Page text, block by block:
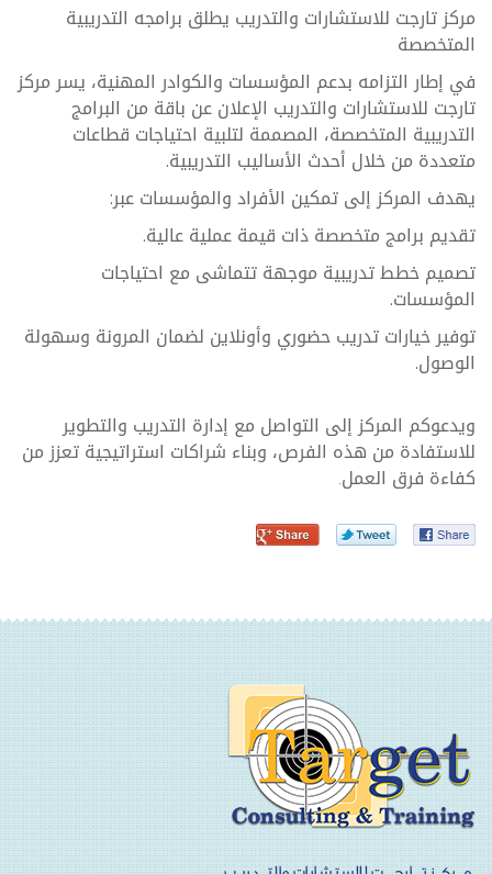
مركز تارجت للاستشارات والتدريب يطلق برامجه التدريبية
المتخصصة
في إطار التزامه بدعم المؤسسات والكوادر المهنية، يسر مركز
تارجت للاستشارات والتدريب الإعلان عن باقة من البرامج
التدريبية المتخصصة، المصممة لتلبية احتياجات قطاعات
متعددة من خلال أحدث الأساليب التدريبية.
يهدف المركز إلى تمكين الأفراد والمؤسسات عبر:
تقديم برامج متخصصة ذات قيمة عملية عالية.
تصميم خطط تدريبية موجهة تتماشى مع احتياجات
المؤسسات.
توفير خيارات تدريب حضوري وأونلاين لضمان المرونة وسهولة
الوصول.
ويدعوكم المركز إلى التواصل مع إدارة التدريب والتطوير
للاستفادة من هذه الفرص، وبناء شراكات استراتيجية تعزز من
كفاءة فرق العمل.